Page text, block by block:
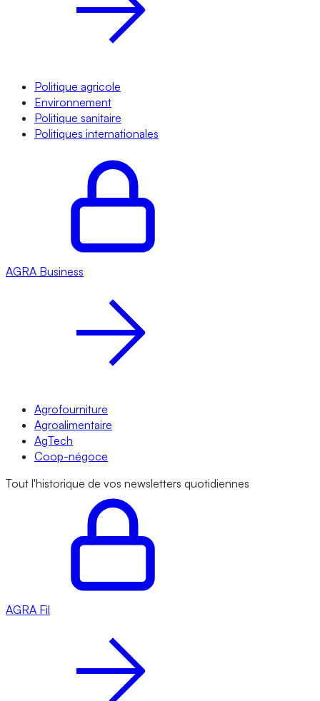
Politique agricole
Environnement
Politique sanitaire
Politiques internationales
AGRA Business
Agrofourniture
Agroalimentaire
AgTech
Coop-négoce
Tout l'historique de vos newsletters quotidiennes
AGRA Fil